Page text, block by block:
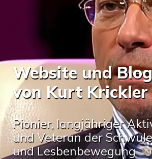
Website und Blog
von Kurt Krickler
Pionier, langjähriger
und Veteran der
und Lesbenbewegung